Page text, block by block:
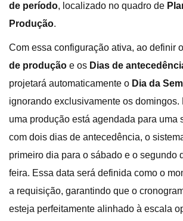
de período, localizado no quadro de
Produção.
Com essa configuração ativa, ao definir o
de produção e os Dias de
projetará automaticamente o Dia da
ignorando exclusivamente os domingos.
uma produção está agendada para uma
com dois dias de antecedência, o
primeiro dia para o sábado e o segundo
feira. Essa data será definida como o
a requisição, garantindo que o
esteja perfeitamente alinhado à escala